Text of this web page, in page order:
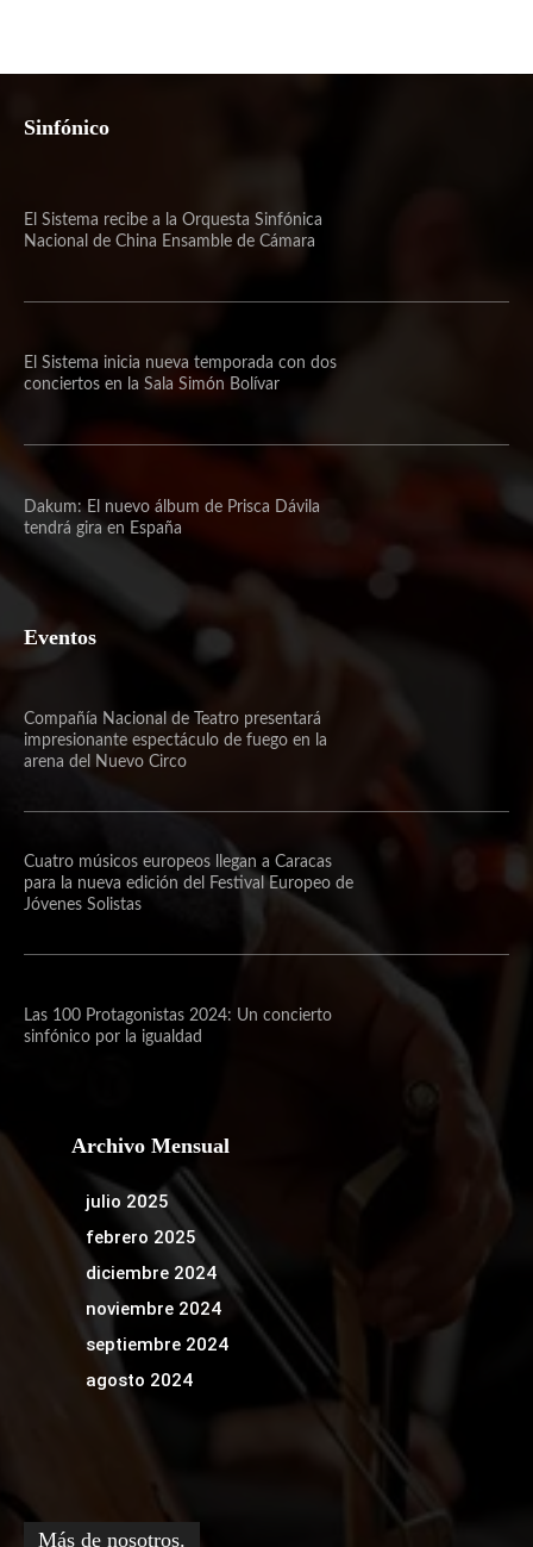
Sinfónico
El Sistema recibe a la Orquesta Sinfónica
Nacional de China Ensamble de Cámara
El Sistema inicia nueva temporada con dos
conciertos en la Sala Simón Bolívar
Dakum: El nuevo álbum de Prisca Dávila
tendrá gira en España
Eventos
Compañía Nacional de Teatro presentará
impresionante espectáculo de fuego en la
arena del Nuevo Circo
Cuatro músicos europeos llegan a Caracas
para la nueva edición del Festival Europeo de
Jóvenes Solistas
Las 100 Protagonistas 2024: Un concierto
sinfónico por la igualdad
Archivo Mensual
julio 2025
febrero 2025
diciembre 2024
noviembre 2024
septiembre 2024
agosto 2024
Más de nosotros.